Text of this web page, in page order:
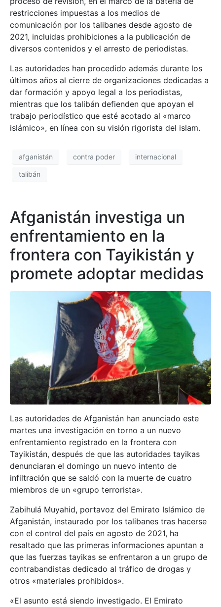
restricciones impuestas a los medios de
comunicación por los talibanes desde agosto de
2021, incluidas prohibiciones a la publicación de
diversos contenidos y el arresto de periodistas.
Las autoridades han procedido además durante los
últimos años al cierre de organizaciones dedicadas a
dar formación y apoyo legal a los periodistas,
mientras que los talibán defienden que apoyan el
trabajo periodístico que esté acotado al «marco
islámico», en línea con su visión rigorista del islam.
afganistán contra poder internacional
talibán
Afganistán investiga un
enfrentamiento en la
frontera con Tayikistán y
promete adoptar medidas
Las autoridades de Afganistán han anunciado este
martes una investigación en torno a un nuevo
enfrentamiento registrado en la frontera con
Tayikistán, después de que las autoridades tayikas
denunciaran el domingo un nuevo intento de
infiltración que se saldó con la muerte de cuatro
miembros de un «grupo terrorista».
Zabihulá Muyahid, portavoz del Emirato Islámico de
Afganistán, instaurado por los talibanes tras hacerse
con el control del país en agosto de 2021, ha
resaltado que las primeras informaciones apuntan a
que las fuerzas tayikas se enfrentaron a un grupo de
contrabandistas dedicado al tráfico de drogas y
otros «materiales prohibidos».
«El asunto está siendo investigado. El Emirato